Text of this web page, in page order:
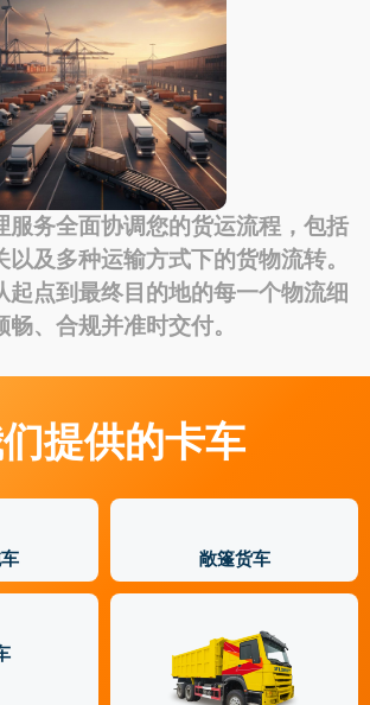
服务全面协调您的货运流程，包括
及多种运输方式下的货物流转。
起点到最终目的地的每一个物流细
、合规并准时交付。
提供的卡车
敞篷货车